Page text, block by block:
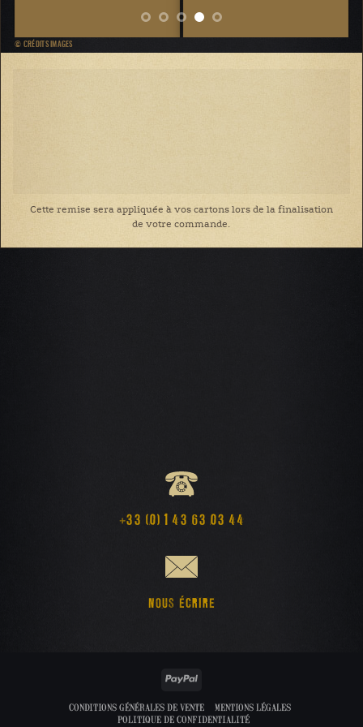
© CRÉDITS IMAGES
Cette remise sera appliquée à vos cartons lors de la finalisation
de votre commande.
+33 (0) 1 43 63 03 44
NOUS ÉCRIRE
PayPal
CONDITIONS GÉNÉRALES DE VENTE
MENTIONS LÉGALES
POLITIQUE DE CONFIDENTIALITÉ